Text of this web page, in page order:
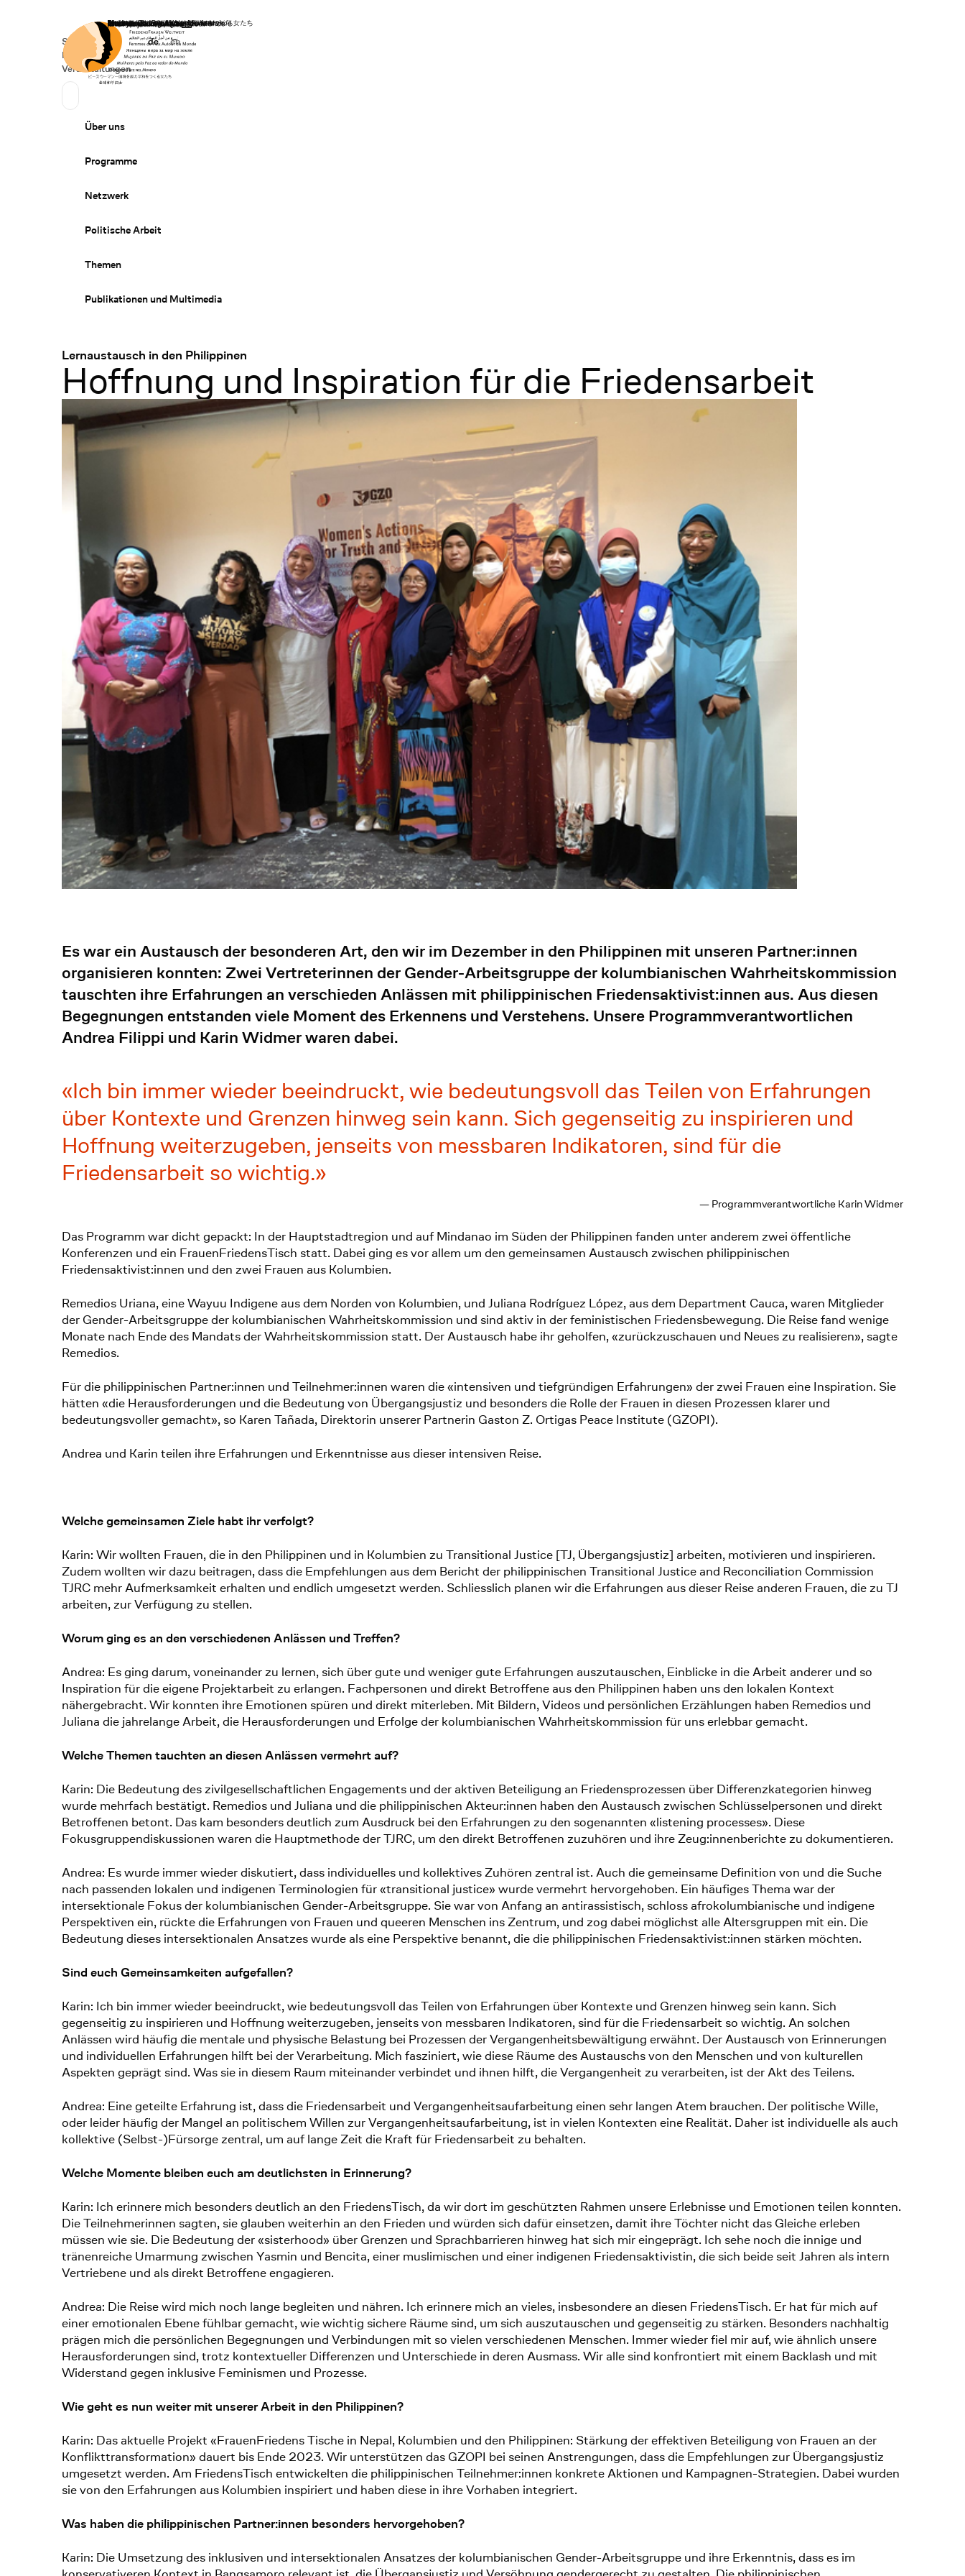
Startseite
Secondary Navigation
Spenden
News
Veranstaltungen
Sprache wechseln
Deutsch
de English
en
Primary Navigation
Über uns
Programme
Netzwerk
Politische Arbeit
Themen
Publikationen und Multimedia
Lernaustausch in den Philippinen
:
Hoffnung und Inspiration für die Friedensarbeit
Es war ein Austausch der besonderen Art, den wir im Dezember in den Philippinen mit unseren Partner:innen
organisieren konnten: Zwei Vertreterinnen der Gender-Arbeitsgruppe der kolumbianischen Wahrheitskommission
tauschten ihre Erfahrungen an verschieden Anlässen mit philippinischen Friedensaktivist:innen aus. Aus diesen
Begegnungen entstanden viele Moment des Erkennens und Verstehens. Unsere Programmverantwortlichen
Andrea Filippi und Karin Widmer waren dabei.
Ich bin immer wieder beeindruckt, wie bedeutungsvoll das Teilen von Erfahrungen
über Kontexte und Grenzen hinweg sein kann. Sich gegenseitig zu inspirieren und
Hoffnung weiterzugeben, jenseits von messbaren Indikatoren, sind für die
Friedensarbeit so wichtig.
— Programmverantwortliche Karin Widmer
Das Programm war dicht gepackt: In der Hauptstadtregion und auf Mindanao im Süden der Philippinen fanden unter anderem zwei öffentliche
Konferenzen und ein FrauenFriedensTisch statt. Dabei ging es vor allem um den gemeinsamen Austausch zwischen philippinischen
Friedensaktivist:innen und den zwei Frauen aus Kolumbien.
Remedios Uriana, eine Wayuu Indigene aus dem Norden von Kolumbien, und Juliana Rodríguez López, aus dem Department Cauca, waren Mitglieder
der Gender-Arbeitsgruppe der kolumbianischen Wahrheitskommission und sind aktiv in der feministischen Friedensbewegung. Die Reise fand wenige
Monate nach Ende des Mandats der Wahrheitskommission statt. Der Austausch habe ihr geholfen, «zurückzuschauen und Neues zu realisieren», sagte
Remedios.
Für die philippinischen Partner:innen und Teilnehmer:innen waren die «intensiven und tiefgründigen Erfahrungen» der zwei Frauen eine Inspiration. Sie
hätten «die Herausforderungen und die Bedeutung von Übergangsjustiz und besonders die Rolle der Frauen in diesen Prozessen klarer und
bedeutungsvoller gemacht», so Karen Tañada, Direktorin unserer Partnerin Gaston Z. Ortigas Peace Institute (GZOPI).
Andrea und Karin teilen ihre Erfahrungen und Erkenntnisse aus dieser intensiven Reise.
Welche gemeinsamen Ziele habt ihr verfolgt?
Karin: Wir wollten Frauen, die in den Philippinen und in Kolumbien zu Transitional Justice [TJ, Übergangsjustiz] arbeiten, motivieren und inspirieren.
Zudem wollten wir dazu beitragen, dass die Empfehlungen aus dem Bericht der philippinischen Transitional Justice and Reconciliation Commission
TJRC mehr Aufmerksamkeit erhalten und endlich umgesetzt werden. Schliesslich planen wir die Erfahrungen aus dieser Reise anderen Frauen, die zu TJ
arbeiten, zur Verfügung zu stellen.
Worum ging es an den verschiedenen Anlässen und Treffen?
Andrea: Es ging darum, voneinander zu lernen, sich über gute und weniger gute Erfahrungen auszutauschen, Einblicke in die Arbeit anderer und so
Inspiration für die eigene Projektarbeit zu erlangen. Fachpersonen und direkt Betroffene aus den Philippinen haben uns den lokalen Kontext
nähergebracht. Wir konnten ihre Emotionen spüren und direkt miterleben. Mit Bildern, Videos und persönlichen Erzählungen haben Remedios und
Juliana die jahrelange Arbeit, die Herausforderungen und Erfolge der kolumbianischen Wahrheitskommission für uns erlebbar gemacht.
Welche Themen tauchten an diesen Anlässen vermehrt auf?
Karin: Die Bedeutung des zivilgesellschaftlichen Engagements und der aktiven Beteiligung an Friedensprozessen über Differenzkategorien hinweg
wurde mehrfach bestätigt. Remedios und Juliana und die philippinischen Akteur:innen haben den Austausch zwischen Schlüsselpersonen und direkt
Betroffenen betont. Das kam besonders deutlich zum Ausdruck bei den Erfahrungen zu den sogenannten «listening processes». Diese
Fokusgruppendiskussionen waren die Hauptmethode der TJRC, um den direkt Betroffenen zuzuhören und ihre Zeug:innenberichte zu dokumentieren.
Andrea: Es wurde immer wieder diskutiert, dass individuelles und kollektives Zuhören zentral ist. Auch die gemeinsame Definition von und die Suche
nach passenden lokalen und indigenen Terminologien für «transitional justice» wurde vermehrt hervorgehoben. Ein häufiges Thema war der
intersektionale Fokus der kolumbianischen Gender-Arbeitsgruppe. Sie war von Anfang an antirassistisch, schloss afrokolumbianische und indigene
Perspektiven ein, rückte die Erfahrungen von Frauen und queeren Menschen ins Zentrum, und zog dabei möglichst alle Altersgruppen mit ein. Die
Bedeutung dieses intersektionalen Ansatzes wurde als eine Perspektive benannt, die die philippinischen Friedensaktivist:innen stärken möchten.
Sind euch Gemeinsamkeiten aufgefallen?
Karin: Ich bin immer wieder beeindruckt, wie bedeutungsvoll das Teilen von Erfahrungen über Kontexte und Grenzen hinweg sein kann. Sich
gegenseitig zu inspirieren und Hoffnung weiterzugeben, jenseits von messbaren Indikatoren, sind für die Friedensarbeit so wichtig. An solchen
Anlässen wird häufig die mentale und physische Belastung bei Prozessen der Vergangenheitsbewältigung erwähnt. Der Austausch von Erinnerungen
und individuellen Erfahrungen hilft bei der Verarbeitung. Mich fasziniert, wie diese Räume des Austauschs von den Menschen und von kulturellen
Aspekten geprägt sind. Was sie in diesem Raum miteinander verbindet und ihnen hilft, die Vergangenheit zu verarbeiten, ist der Akt des Teilens.
Andrea: Eine geteilte Erfahrung ist, dass die Friedensarbeit und Vergangenheitsaufarbeitung einen sehr langen Atem brauchen. Der politische Wille,
oder leider häufig der Mangel an politischem Willen zur Vergangenheitsaufarbeitung, ist in vielen Kontexten eine Realität. Daher ist individuelle als auch
kollektive (Selbst-)Fürsorge zentral, um auf lange Zeit die Kraft für Friedensarbeit zu behalten.
Welche Momente bleiben euch am deutlichsten in Erinnerung?
Karin: Ich erinnere mich besonders deutlich an den FriedensTisch, da wir dort im geschützten Rahmen unsere Erlebnisse und Emotionen teilen konnten.
Die Teilnehmerinnen sagten, sie glauben weiterhin an den Frieden und würden sich dafür einsetzen, damit ihre Töchter nicht das Gleiche erleben
müssen wie sie. Die Bedeutung der «sisterhood» über Grenzen und Sprachbarrieren hinweg hat sich mir eingeprägt. Ich sehe noch die innige und
tränenreiche Umarmung zwischen Yasmin und Bencita, einer muslimischen und einer indigenen Friedensaktivistin, die sich beide seit Jahren als intern
Vertriebene und als direkt Betroffene engagieren.
Andrea: Die Reise wird mich noch lange begleiten und nähren. Ich erinnere mich an vieles, insbesondere an diesen FriedensTisch. Er hat für mich auf
einer emotionalen Ebene fühlbar gemacht, wie wichtig sichere Räume sind, um sich auszutauschen und gegenseitig zu stärken. Besonders nachhaltig
prägen mich die persönlichen Begegnungen und Verbindungen mit so vielen verschiedenen Menschen. Immer wieder fiel mir auf, wie ähnlich unsere
Herausforderungen sind, trotz kontextueller Differenzen und Unterschiede in deren Ausmass. Wir alle sind konfrontiert mit einem Backlash und mit
Widerstand gegen inklusive Feminismen und Prozesse.
Wie geht es nun weiter mit unserer Arbeit in den Philippinen?
Karin: Das aktuelle Projekt «FrauenFriedens Tische in Nepal, Kolumbien und den Philippinen: Stärkung der effektiven Beteiligung von Frauen an der
Konflikttransformation» dauert bis Ende 2023. Wir unterstützen das GZOPI bei seinen Anstrengungen, dass die Empfehlungen zur Übergangsjustiz
umgesetzt werden. Am FriedensTisch entwickelten die philippinischen Teilnehmer:innen konkrete Aktionen und Kampagnen-Strategien. Dabei wurden
sie von den Erfahrungen aus Kolumbien inspiriert und haben diese in ihre Vorhaben integriert.
Was haben die philippinischen Partner:innen besonders hervorgehoben?
Karin: Die Umsetzung des inklusiven und intersektionalen Ansatzes der kolumbianischen Gender-Arbeitsgruppe und ihre Erkenntnis, dass es im